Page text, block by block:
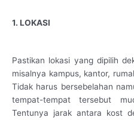
1. LOKASI
Pastikan lokasi yang dipilih
misalnya kampus, kantor,
Tidak harus bersebelahan
tempat-tempat tersebut
Tentunya jarak antara kost